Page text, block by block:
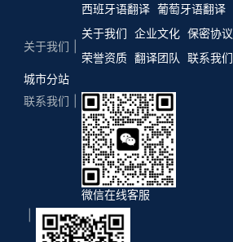
西班牙语翻译 葡萄牙语翻译
关于我们
关于我们 企业文化 保密协议
荣誉资质 翻译团队
联系我们
城市分站
联系我们
微信在线客服